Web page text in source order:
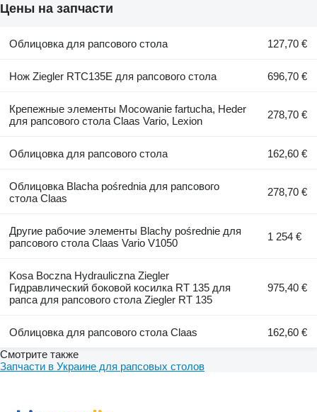
Цены на запчасти
Облицовка для рапсового стола 127,70 €
Нож Ziegler RTC135E для рапсового стола 696,70 €
Крепежные элементы Mocowanie fartucha, Heder
для рапсового стола Claas Vario, Lexion
278,70 €
Облицовка для рапсового стола 162,60 €
Облицовка Blacha pośrednia для рапсового
стола Claas
278,70 €
Другие рабочие элементы Blachy pośrednie для
рапсового стола Claas Vario V1050
1 254 €
Kosa Boczna Hydrauliczna Ziegler
Гидравлический боковой косилка RT 135 для
рапса для рапсового стола Ziegler RT 135
975,40 €
Облицовка для рапсового стола Claas
162,60 €
Смотрите также
Запчасти в Украине для рапсовых столов